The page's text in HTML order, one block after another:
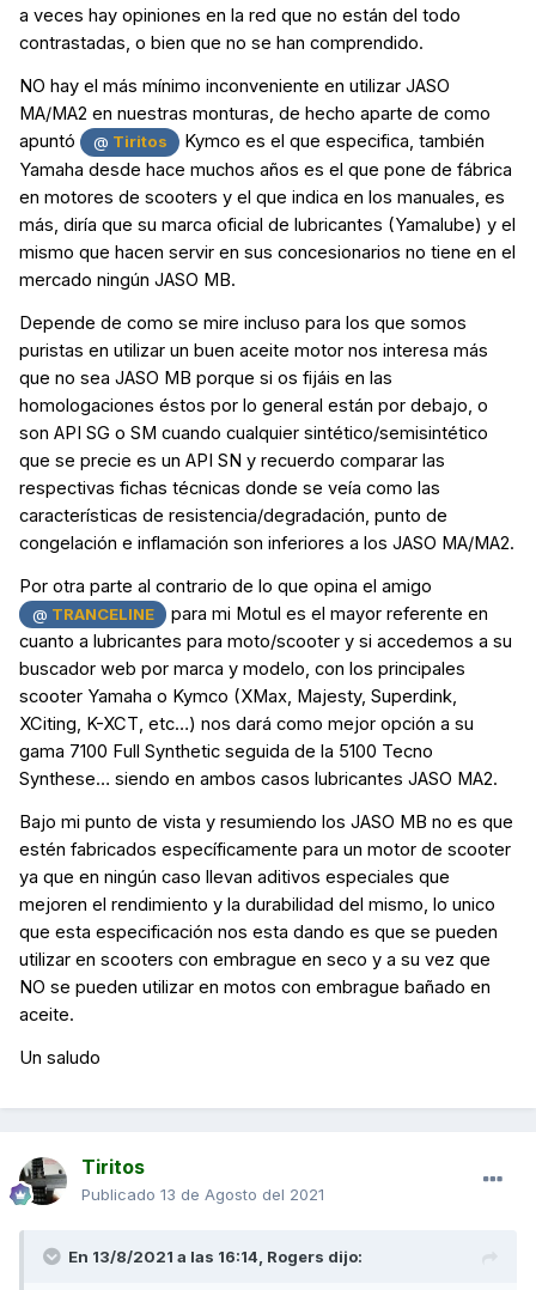
a veces hay opiniones en la red que no están del todo
contrastadas, o bien que no se han comprendido.
NO hay el más mínimo inconveniente en utilizar JASO
MA/MA2 en nuestras monturas, de hecho aparte de como
apuntó
@ Tiritos
Kymco es el que especifica, también
Yamaha desde hace muchos años es el que pone de fábrica
en motores de scooters y el que indica en los manuales, es
más, diría que su marca oficial de lubricantes (Yamalube) y el
mismo que hacen servir en sus concesionarios no tiene en el
mercado ningún JASO MB.
Depende de como se mire incluso para los que somos
puristas en utilizar un buen aceite motor nos interesa más
que no sea JASO MB porque si os fijáis en las
homologaciones éstos por lo general están por debajo, o
son API SG o SM cuando cualquier sintético/semisintético
que se precie es un API SN y recuerdo comparar las
respectivas fichas técnicas donde se veía como las
características de resistencia/degradación, punto de
congelación e inflamación son inferiores a los JASO MA/MA2.
Por otra parte al contrario de lo que opina el amigo
@ TRANCELINE
para mi Motul es el mayor referente en
cuanto a lubricantes para moto/scooter y si accedemos a su
buscador web por marca y modelo, con los principales
scooter Yamaha o Kymco (XMax, Majesty, Superdink,
XCiting, K-XCT, etc…) nos dará como mejor opción a su
gama 7100 Full Synthetic seguida de la 5100 Tecno
Synthese… siendo en ambos casos lubricantes JASO MA2.
Bajo mi punto de vista y resumiendo los JASO MB no es que
estén fabricados específicamente para un motor de scooter
ya que en ningún caso llevan aditivos especiales que
mejoren el rendimiento y la durabilidad del mismo, lo unico
que esta especificación nos esta dando es que se pueden
utilizar en scooters con embrague en seco y a su vez que
NO se pueden utilizar en motos con embrague bañado en
aceite.
Un saludo
Tiritos
Publicado 13 de Agosto del 2021
En 13/8/2021 a las 16:14, Rogers dijo: